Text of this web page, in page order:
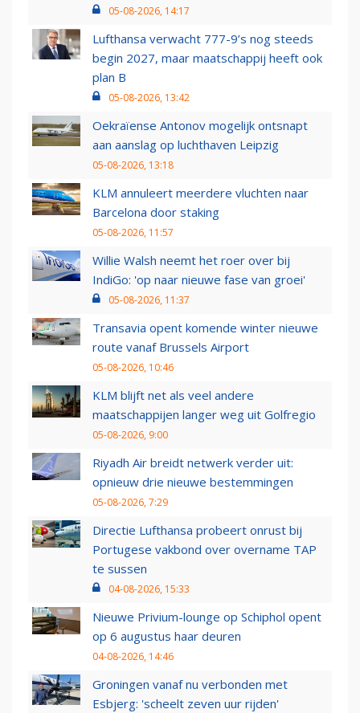
05-08-2026, 14:17
Lufthansa verwacht 777-9’s nog steeds
begin 2027, maar maatschappij heeft ook
plan B
05-08-2026, 13:42
Oekraïense Antonov mogelijk ontsnapt
aan aanslag op luchthaven Leipzig
05-08-2026, 13:18
KLM annuleert meerdere vluchten naar
Barcelona door staking
05-08-2026, 11:57
Willie Walsh neemt het roer over bij
IndiGo: 'op naar nieuwe fase van groei'
05-08-2026, 11:37
Transavia opent komende winter nieuwe
route vanaf Brussels Airport
05-08-2026, 10:46
KLM blijft net als veel andere
maatschappijen langer weg uit Golfregio
05-08-2026, 9:00
Riyadh Air breidt netwerk verder uit:
opnieuw drie nieuwe bestemmingen
05-08-2026, 7:29
Directie Lufthansa probeert onrust bij
Portugese vakbond over overname TAP
te sussen
04-08-2026, 15:33
Nieuwe Privium-lounge op Schiphol opent
op 6 augustus haar deuren
04-08-2026, 14:46
Groningen vanaf nu verbonden met
Esbjerg: 'scheelt zeven uur rijden'